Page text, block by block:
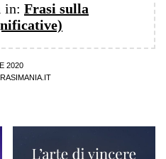
in: Frasi sulla
2020